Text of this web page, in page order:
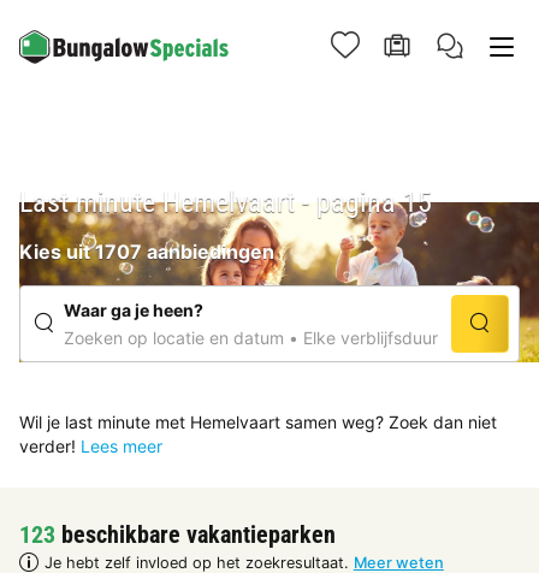
Last minute Hemelvaart - pagina 15
Kies uit 1707 aanbiedingen
Waar ga je heen?
Zoeken op locatie en datum
Elke verblijfsduur
Wil je last minute met Hemelvaart samen weg? Zoek dan niet
verder! Lees meer
123 beschikbare vakantieparken
Je hebt zelf invloed op het zoekresultaat. Meer weten